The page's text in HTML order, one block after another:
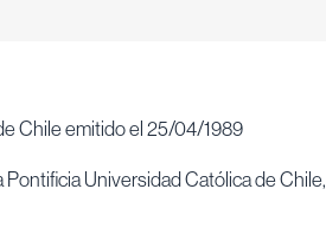
Chile emitido el 25/04/1989
Universidad Católica de Chile,